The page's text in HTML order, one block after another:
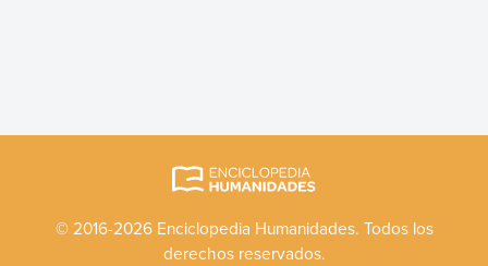
© 2016-2026 Enciclopedia Humanidades. Todos los
derechos reservados.